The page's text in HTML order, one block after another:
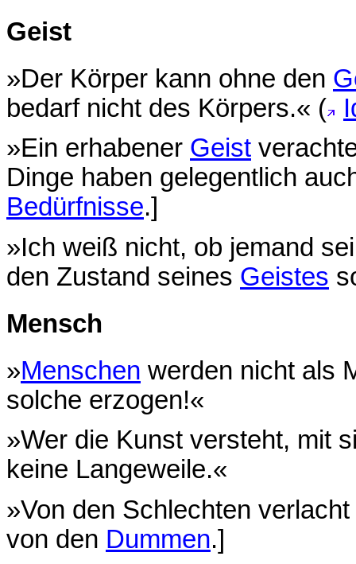
Geist
»Der Körper kann ohne den
bedarf nicht des Körpers.« (
»Ein erhabener Geist
Dinge haben gelegentlich
Bedürfnisse.]
»Ich weiß nicht, ob jemand
den Zustand seines Geistes
Mensch
»Menschen werden nicht als
solche erzogen!«
»Wer die Kunst versteht, mit
keine Langeweile.«
»Von den Schlechten
von den Dummen.]